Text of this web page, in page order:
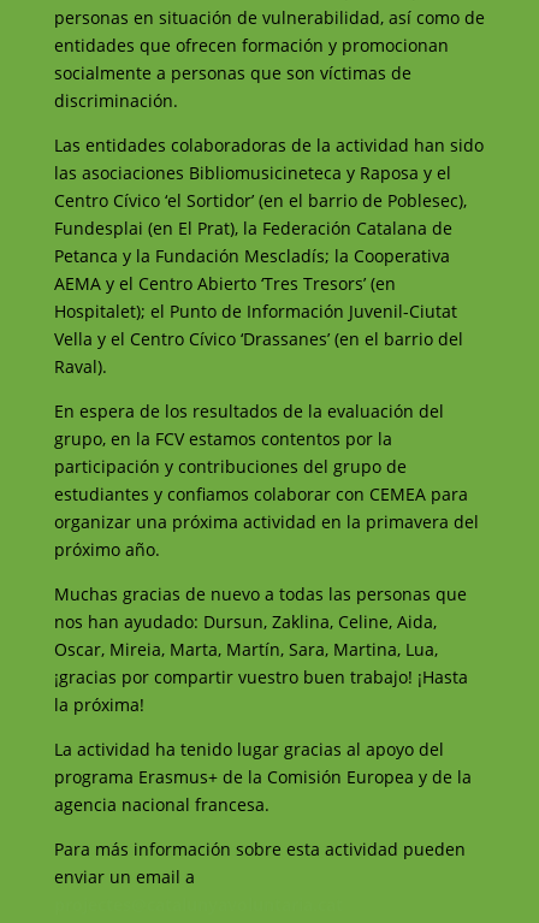
personas en situación de vulnerabilidad, así como de
entidades que ofrecen formación y promocionan
socialmente a personas que son víctimas de
discriminación.
Las entidades colaboradoras de la actividad han sido
las asociaciones Bibliomusicineteca y Raposa y el
Centro Cívico ‘el Sortidor’ (en el barrio de Poblesec),
Fundesplai (en El Prat), la Federación Catalana de
Petanca y la Fundación Mescladís; la Cooperativa
AEMA y el Centro Abierto ‘Tres Tresors’ (en
Hospitalet); el Punto de Información Juvenil-Ciutat
Vella y el Centro Cívico ‘Drassanes’ (en el barrio del
Raval).
En espera de los resultados de la evaluación del
grupo, en la FCV estamos contentos por la
participación y contribuciones del grupo de
estudiantes y confiamos colaborar con CEMEA para
organizar una próxima actividad en la primavera del
próximo año.
Muchas gracias de nuevo a todas las personas que
nos han ayudado: Dursun, Zaklina, Celine, Aida,
Oscar, Mireia, Marta, Martín, Sara, Martina, Lua,
¡gracias por compartir vuestro buen trabajo! ¡Hasta
la próxima!
La actividad ha tenido lugar gracias al apoyo del
programa Erasmus+ de la Comisión Europea y de la
agencia nacional francesa.
Para más información sobre esta actividad pueden
enviar un email a